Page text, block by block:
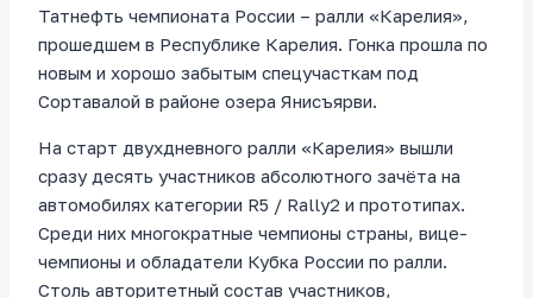
Татнефть чемпионата России – ралли «Карелия»,
прошедшем в Республике Карелия. Гонка прошла по
новым и хорошо забытым спецучасткам под
Сортавалой в районе озера Янисъярви.
На старт двухдневного ралли «Карелия» вышли
сразу десять участников абсолютного зачёта на
автомобилях категории R5 / Rally2 и прототипах.
Среди них многократные чемпионы страны, вице-
чемпионы и обладатели Кубка России по ралли.
Столь авторитетный состав участников,